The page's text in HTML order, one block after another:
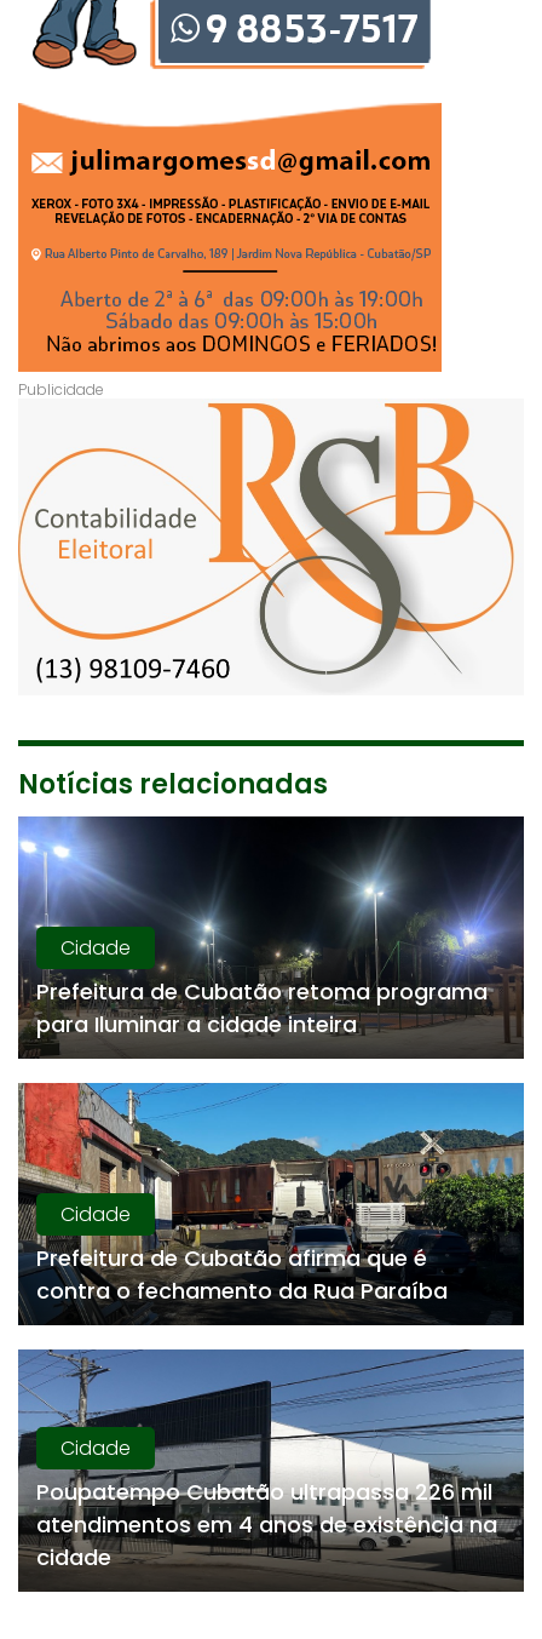
Notícias relacionadas
Cidade
Prefeitura de Cubatão retoma programa
para Iluminar a cidade inteira
Cidade
Prefeitura de Cubatão afirma que é
contra o fechamento da Rua Paraíba
Cidade
Poupatempo Cubatão ultrapassa 226 mil
atendimentos em 4 anos de existência na
cidade